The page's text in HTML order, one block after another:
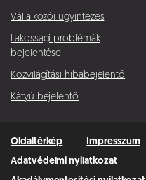
Vállalkozói ügyintézés
Lakossági problémák
bejelentése
Közvilágítási hibabejelentő
Kátyú bejelentő
Oldaltérkép
Impresszum
Adatvédelmi nyilatkozat